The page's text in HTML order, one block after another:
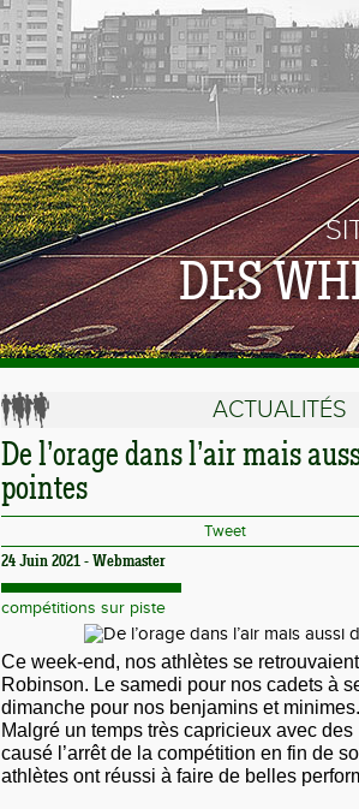
DES
ACTUALITÉS
De l’orage dans l’air mais
pointes
Tweet
24 Juin 2021 - Webmaster
compétitions sur piste
Ce week-end, nos athlètes se
Robinson. Le samedi pour nos cadets à
dimanche pour nos benjamins et
Malgré un temps très capricieux avec
causé l’arrêt de la compétition en fin de
athlètes ont réussi à faire de belles